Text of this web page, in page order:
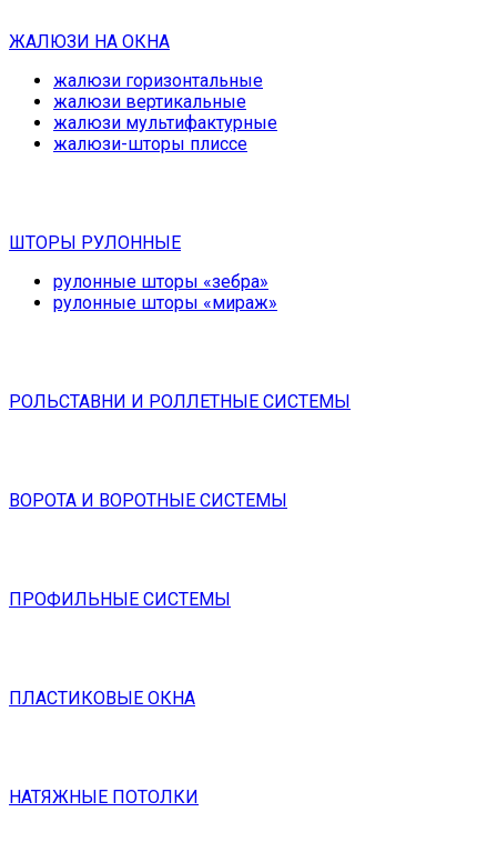
ЖАЛЮЗИ НА ОКНА
жалюзи горизонтальные
жалюзи вертикальные
жалюзи мультифактурные
жалюзи-шторы плиссе
ШТОРЫ РУЛОННЫЕ
рулонные шторы «зебра»
рулонные шторы «мираж»
РОЛЬСТАВНИ И РОЛЛЕТНЫЕ СИСТЕМЫ
ВОРОТА И ВОРОТНЫЕ СИСТЕМЫ
ПРОФИЛЬНЫЕ СИСТЕМЫ
ПЛАСТИКОВЫЕ ОКНА
НАТЯЖНЫЕ ПОТОЛКИ